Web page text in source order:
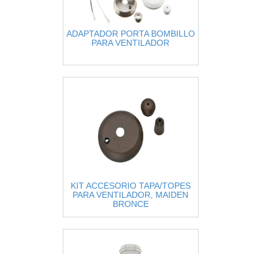
ADAPTADOR PORTA BOMBILLO
PARA VENTILADOR
KIT ACCESORIO TAPA/TOPES
PARA VENTILADOR, MAIDEN
BRONCE